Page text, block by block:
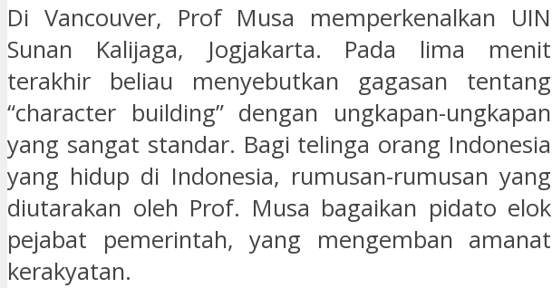
Di Vancouver, Prof Musa memperkenalkan UIN
Sunan Kalijaga, Jogjakarta. Pada lima menit
terakhir beliau menyebutkan gagasan tentang
“character building” dengan ungkapan-ungkapan
yang sangat standar. Bagi telinga orang Indonesia
yang hidup di Indonesia, rumusan-rumusan yang
diutarakan oleh Prof. Musa bagaikan pidato elok
pejabat pemerintah, yang mengemban amanat
kerakyatan.